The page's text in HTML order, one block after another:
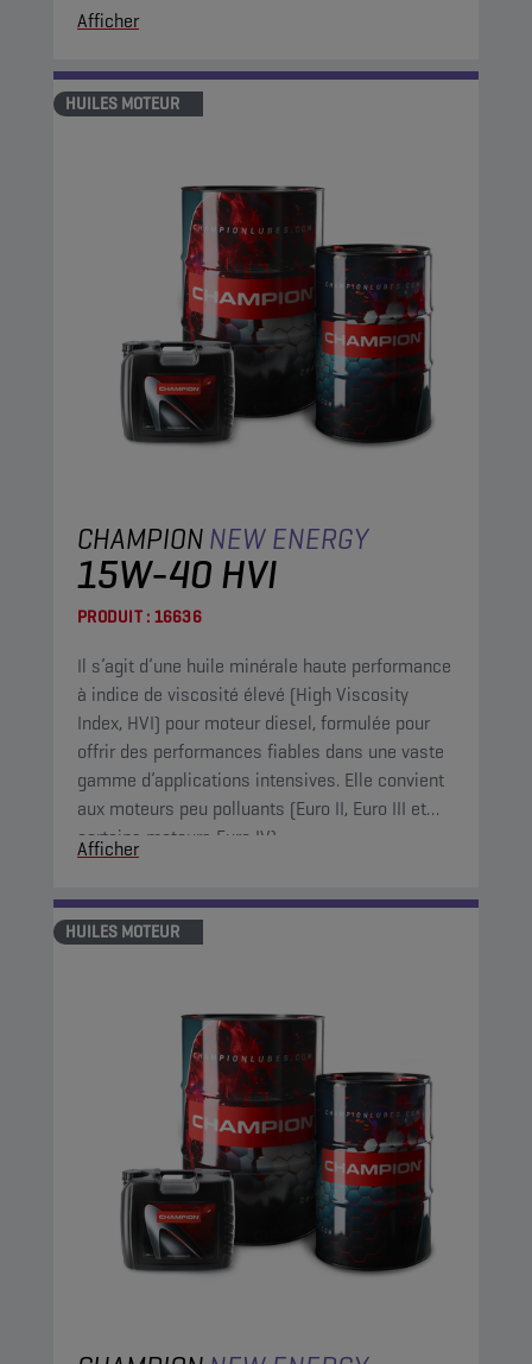
Afficher
HUILES MOTEUR
CHAMPIONNEW ENERGY
15W-40 HVI
PRODUIT : 16636
Il s’agit d’une huile minérale haute performance
à indice de viscosité élevé (High Viscosity
Index, HVI) pour moteur diesel, formulée pour
offrir des performances fiables dans une vaste
gamme d’applications intensives. Elle convient
aux moteurs peu polluants (Euro II, Euro III et
certains moteurs Euro IV).
Afficher
HUILES MOTEUR